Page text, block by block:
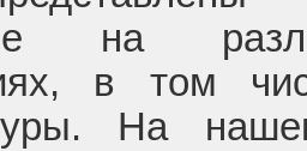
на
в том
На